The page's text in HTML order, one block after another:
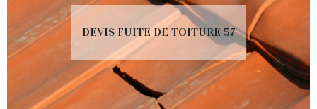
DEVIS FUITE DE TOITURE 57